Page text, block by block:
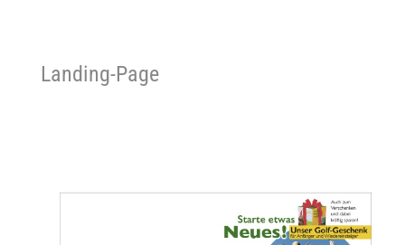
Landing-Page